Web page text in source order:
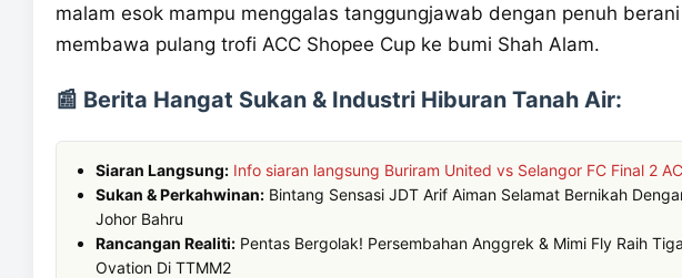
malam esok mampu menggalas tanggungjawab dengan penuh
membawa pulang trofi ACC Shopee Cup ke bumi Shah Alam.
📰 Berita Hangat Sukan & Industri Hiburan Tanah Air:
Siaran Langsung: Info siaran langsung Buriram United vs Selangor FC Final 2
Sukan & Perkahwinan: Bintang Sensasi JDT Arif Aiman Selamat Bernikah
Johor Bahru
Rancangan Realiti: Pentas Bergolak! Persembahan Anggrek & Mimi Fly Raih
Ovation Di TTMM2